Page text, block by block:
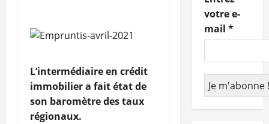
L’intermédiaire en crédit
immobilier a fait état de
son baromètre des taux
régionaux.
votre e-
mail *